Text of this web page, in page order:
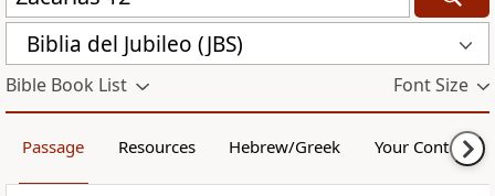
Biblia del Jubileo (JBS)
Bible Book List Font Size
Passage Resources Hebrew/Greek Your Content